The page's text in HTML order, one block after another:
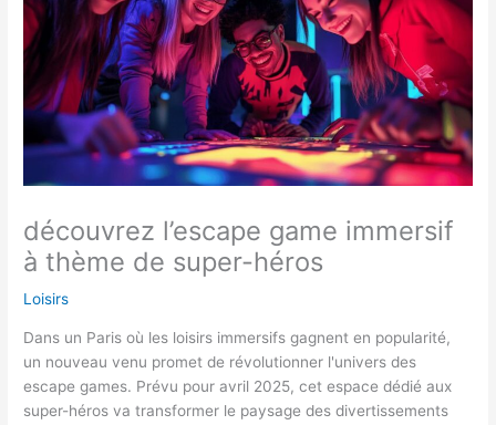
découvrez l’escape game immersif
à thème de super-héros
Loisirs
Dans un Paris où les loisirs immersifs gagnent en popularité,
un nouveau venu promet de révolutionner l'univers des
escape games. Prévu pour avril 2025, cet espace dédié aux
super-héros va transformer le paysage des divertissements